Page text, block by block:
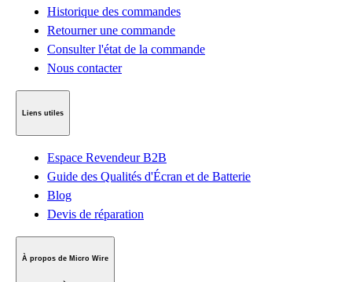
Historique des commandes
Retourner une commande
Consulter l'état de la commande
Nous contacter
Liens utiles
Espace Revendeur B2B
Guide des Qualités d'Écran et de Batterie
Blog
Devis de réparation
À propos de Micro Wire